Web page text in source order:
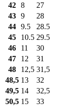
42 8
27
43 9
28
44 9.5
28.5
45
10.5 29.5
46
11
30
47
12
31
48
12,5 31,5
48,5 13
32
49,5 14
32,5
50,5 15 33